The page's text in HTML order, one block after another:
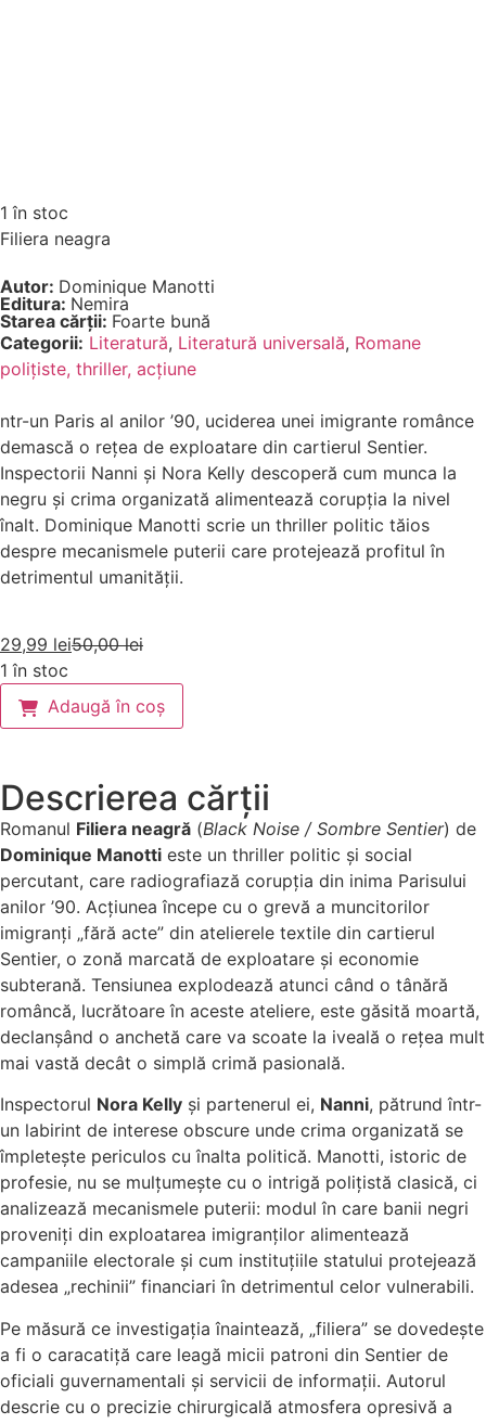
1 în stoc
Filiera neagra
Autor: Dominique Manotti
Editura: Nemira
Starea cărții: Foarte bună
Categorii: Literatură, Literatură universală, Romane
polițiste, thriller, acțiune
ntr-un Paris al anilor ’90, uciderea unei imigrante românce
demască o rețea de exploatare din cartierul Sentier.
Inspectorii Nanni și Nora Kelly descoperă cum munca la
negru și crima organizată alimentează corupția la nivel
înalt. Dominique Manotti scrie un thriller politic tăios
despre mecanismele puterii care protejează profitul în
detrimentul umanității.
50,00lei
29,99 lei
1 în stoc
Adaugă în coș
Descrierea cărții
Romanul Filiera neagră (Black Noise / Sombre Sentier) de
Dominique Manotti este un thriller politic și social
percutant, care radiografiază corupția din inima Parisului
anilor ’90. Acțiunea începe cu o grevă a muncitorilor
imigranți „fără acte” din atelierele textile din cartierul
Sentier, o zonă marcată de exploatare și economie
subterană. Tensiunea explodează atunci când o tânără
româncă, lucrătoare în aceste ateliere, este găsită moartă,
declanșând o anchetă care va scoate la iveală o rețea mult
mai vastă decât o simplă crimă pasională.
Inspectorul Nora Kelly și partenerul ei, Nanni, pătrund într-
un labirint de interese obscure unde crima organizată se
împletește periculos cu înalta politică. Manotti, istoric de
profesie, nu se mulțumește cu o intrigă polițistă clasică, ci
analizează mecanismele puterii: modul în care banii negri
proveniți din exploatarea imigranților alimentează
campaniile electorale și cum instituțiile statului protejează
adesea „rechinii” financiari în detrimentul celor vulnerabili.
Pe măsură ce investigația înaintează, „filiera” se dovedește
a fi o caracatiță care leagă micii patroni din Sentier de
oficiali guvernamentali și servicii de informații. Autorul
descrie cu o precizie chirurgicală atmosfera opresivă a